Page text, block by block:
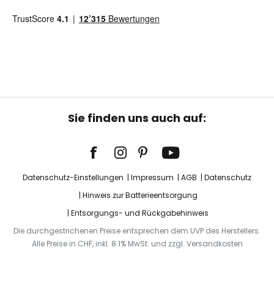
Sie finden uns auch auf:
Datenschutz-Einstellungen Impressum AGB
Datenschutz
Hinweis zur Batterieentsorgung
Entsorgungs- und Rückgabehinweis
Die durchgestrichenen Preise entsprechen dem UVP des Herstellers.
Alle Preise in CHF, inkl. 8.1% MwSt. und zzgl. Versandkosten